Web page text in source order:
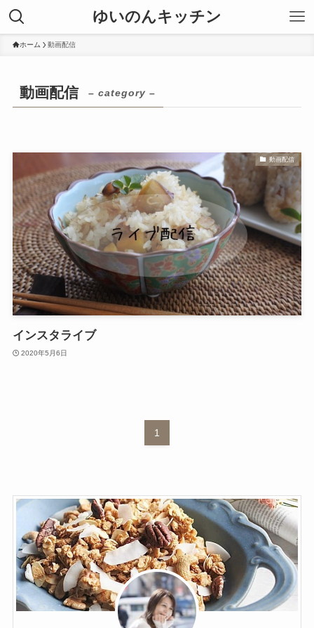
ゆいのんキッチン
ホーム 動画配信
動画配信 – category –
動画配信
インスタライブ
2020年5月6日
1